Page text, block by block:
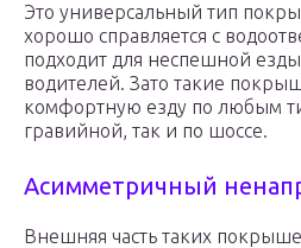
Это универсальный тип
хорошо справляется с
подходит для неспешной
водителей. Зато такие
комфортную езду по любым
гравийной, так и по шоссе.
Асимметричный
Внешняя часть таких